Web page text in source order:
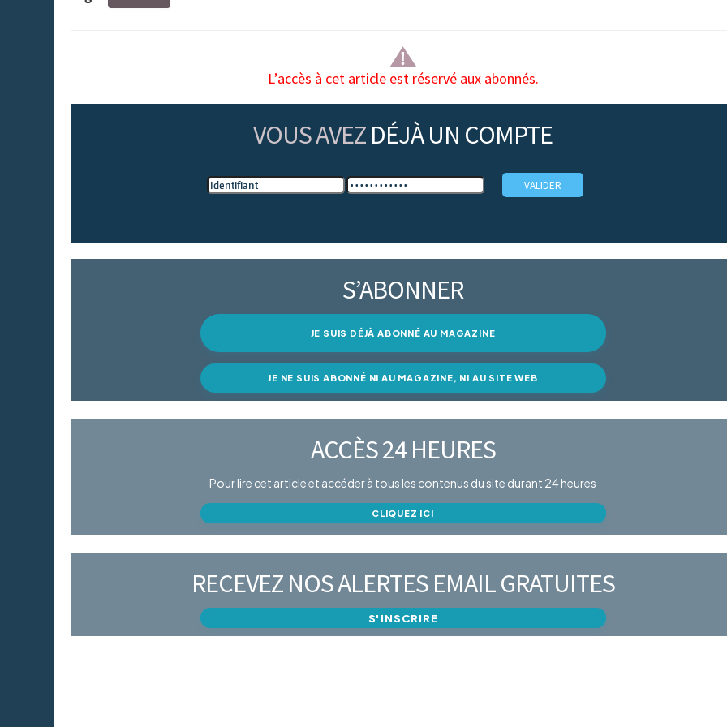
L’accès à cet article est réservé aux abonnés.
VOUS AVEZ DÉJÀ UN COMPTE
S’ABONNER
JE SUIS DÉJÀ ABONNÉ AU MAGAZINE
JE NE SUIS ABONNÉ NI AU MAGAZINE, NI AU SITE WEB
ACCÈS 24 HEURES
Pour lire cet article et accéder à tous les contenus du site durant 24 heures
CLIQUEZ ICI
RECEVEZ NOS ALERTES EMAIL GRATUITES
S'INSCRIRE